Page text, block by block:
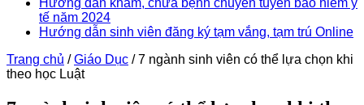
tế năm 2024
Hướng dẫn sinh viên đăng ký tạm vắng, tạm trú Online
Trang chủ / Giáo Dục / 7 ngành sinh viên có thể lựa chọn khi
theo học Luật